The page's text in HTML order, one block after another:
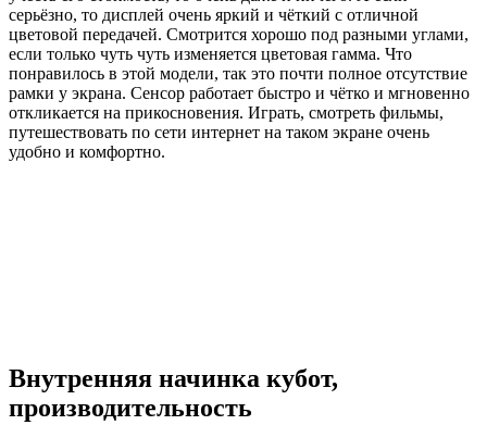
серьёзно, то дисплей очень яркий и чёткий с отличной
цветовой передачей. Смотрится хорошо под разными углами,
если только чуть чуть изменяется цветовая гамма. Что
понравилось в этой модели, так это почти полное отсутствие
рамки у экрана. Сенсор работает быстро и чётко и мгновенно
откликается на прикосновения. Играть, смотреть фильмы,
путешествовать по сети интернет на таком экране очень
удобно и комфортно.
Внутренняя начинка кубот,
производительность